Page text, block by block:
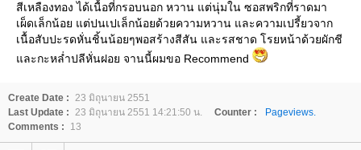
สีเหลืองทอง ได้เนื้อที่กรอบนอก หวาน แต่นุ่มใน ซอสพริกที่ราดมา
เผ็ดเล็กน้อย แต่ปนเปเล็กน้อยด้วยความหวาน และความเปรี้ยวจาก
เนื้อสับปะรดหั่นชิ้นน้อยๆพอสร้างสีสัน และรสชาด โรยหน้าด้วยผักชี
และกะหล่ำปลีหั่นฝอย จานนี้ผมขอ Recommend
Create Date : 23 มิถุนายน 2551
Last Update : 23 มิถุนายน 2551 14:21:50 น. Counter :
Pageviews.
Comments :
13